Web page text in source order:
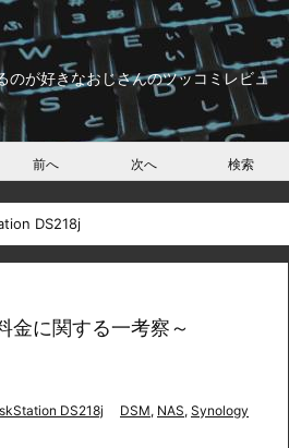
のが好きなおじさんのツッコミレビュ
前へ 次へ 検索
DS218j
金に関する一考察～
DS218j DSM, NAS, Synology